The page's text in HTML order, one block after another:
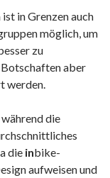
in Grenzen auch
möglich, um
zu
Botschaften aber
werden.
die
die inbike-
aufweisen und